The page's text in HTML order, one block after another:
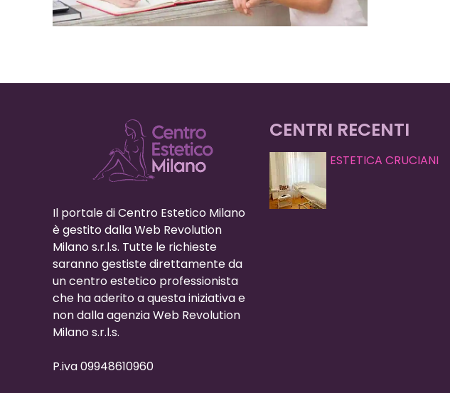
Il portale di Centro Estetico Milano
è gestito dalla Web Revolution
Milano s.r.l.s. Tutte le richieste
saranno gestiste direttamente da
un centro estetico professionista
che ha aderito a questa iniziativa e
non dalla agenzia Web Revolution
Milano s.r.l.s.
P.iva 09948610960
CENTRI RECENTI
ESTETICA CRUCIANI